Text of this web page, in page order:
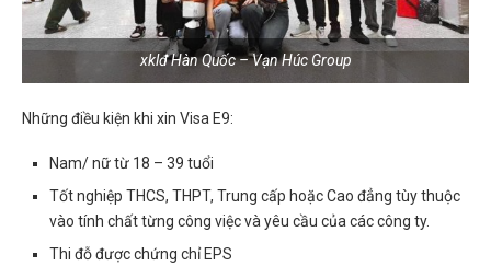
xklđ Hàn Quốc – Vạn Húc Group
Những điều kiện khi xin Visa E9:
Nam/ nữ từ 18 – 39 tuổi
Tốt nghiệp THCS, THPT, Trung cấp hoặc Cao đẳng tùy thuộc
vào tính chất từng công việc và yêu cầu của các công ty.
Thi đỗ được chứng chỉ EPS